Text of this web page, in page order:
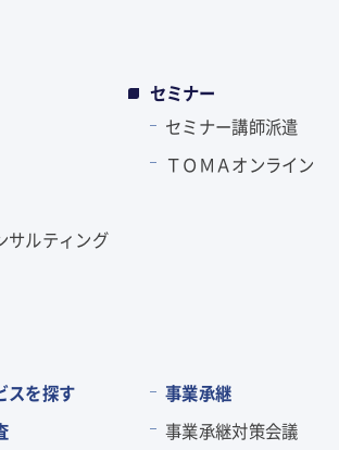
サルティング
セミナー
セミナー講師派遣
ＴＯＭＡオンライン
スを探す
事業承継
事業承継対策会議